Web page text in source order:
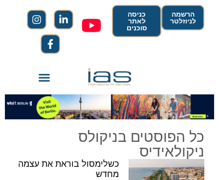
הרשמה
לניוזלטר
כניסה
לאתר
סוכנים
כל הפוסטים בניקולס
ניקולאידיס
כשלימסול בוראת את עצמה
מחדש